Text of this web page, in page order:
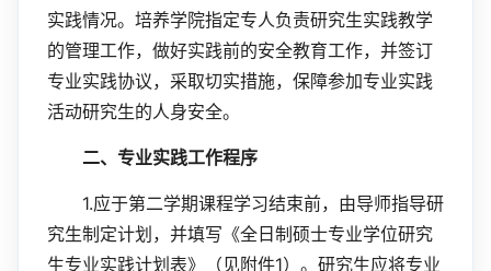
实践情况。培养学院指定专人负责研究生实践教学
的管理工作，做好实践前的安全教育工作，并签订
专业实践协议，采取切实措施，保障参加专业实践
活动研究生的人身安全。
二、专业实践工作程序
1.应于第二学期课程学习结束前，由导师指导研
究生制定计划，并填写《全日制硕士专业学位研究
生专业实践计划表》（见附件1）。研究生应将专业